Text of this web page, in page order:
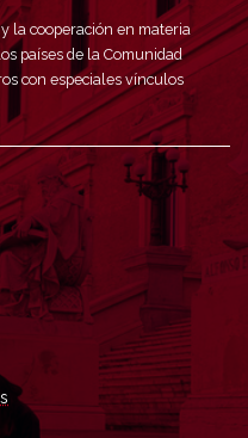
la cooperación en materia
países de la Comunidad
con especiales vínculos